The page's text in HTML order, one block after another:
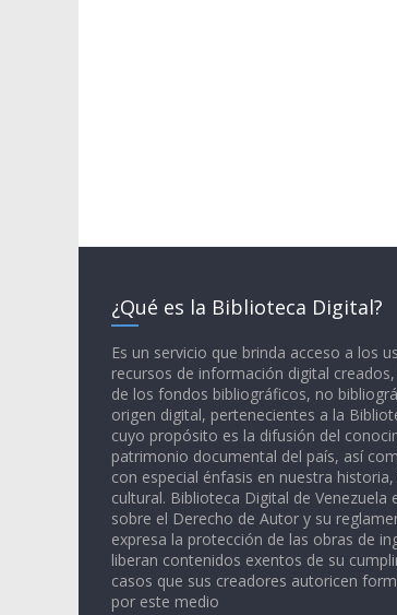
¿Qué es la Biblioteca Digital?
Es un servicio que brinda acceso a los
recursos de información digital
de los fondos bibliográficos, no
origen digital, pertenecientes a la
cuyo propósito es la difusión del
patrimonio documental del país, así
con especial énfasis en nuestra
cultural. Biblioteca Digital de Venezuela
sobre el Derecho de Autor y su
expresa la protección de las obras de
liberan contenidos exentos de su
casos que sus creadores autoricen
por este medio